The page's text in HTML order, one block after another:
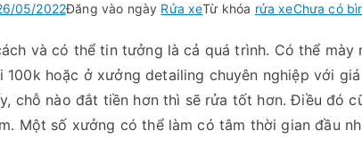
05/2022Đăng vào ngày Rửa xeTừ khóa rửa xeChưa có
và có thể tin tưởng là cả quá trình. Có thể mày
hoặc ở xưởng detailing chuyên nghiệp với
chỗ nào đắt tiền hơn thì sẽ rửa tốt hơn. Điều đó
Một số xưởng có thể làm có tâm thời gian đầu